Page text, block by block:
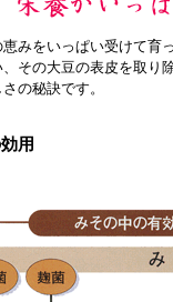
みをいっぱい受けて育
その大豆の表皮を取り
の秘訣です。
用